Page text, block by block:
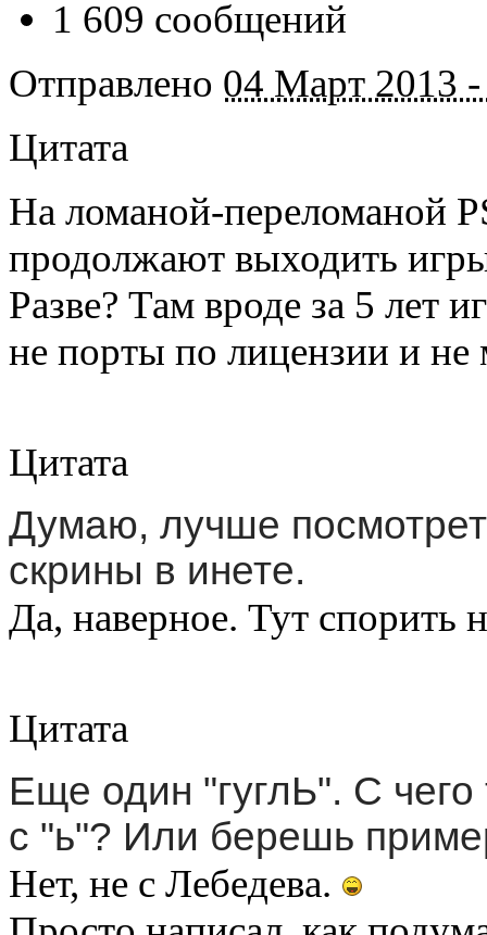
1 609 сообщений
Отправлено 04 Март 2013
Цитата
На ломаной-переломаной
продолжают выходить
Разве? Там вроде за 5 лет
не порты по лицензии и не
Цитата
Думаю, лучше
скрины в инете.
Да, наверное. Тут спорить
Цитата
Еще один "гуглЬ". С
с "ь"? Или берешь
Нет, не с Лебедева.